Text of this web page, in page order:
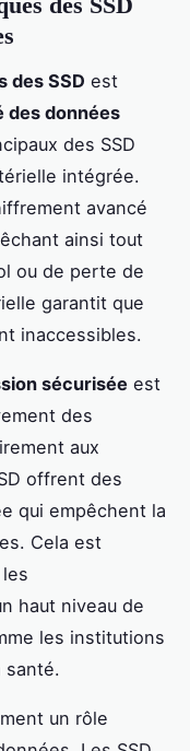
des SSD est
des données
des SSD
intégrée.
avancé
ainsi tout
ou de perte de
garantit que
inaccessibles.
sécurisée est
des
aux
offrent des
qui empêchent la
Cela est
haut niveau de
les institutions
santé.
un rôle